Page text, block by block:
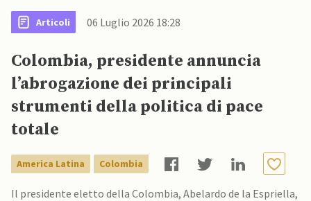
Articoli 06 Luglio 2026 18:28
Colombia, presidente annuncia
l’abrogazione dei principali
strumenti della politica di pace
totale
America Latina Colombia
Il presidente eletto della Colombia, Abelardo de la Espriella,